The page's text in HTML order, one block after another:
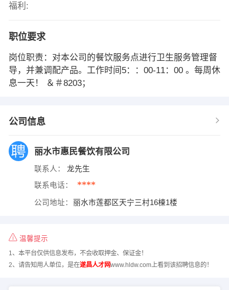
福利:
职位要求
岗位职责：对本公司的餐饮服务点进行卫生服务管理督
导，并兼调配产品。工作时间5：：00-11：00 。每周休
息一天！ ＆＃8203；
公司信息
丽水市惠民餐饮有限公司
联系人： 龙先生
联系电话： ****
公司地址： 丽水市莲都区天宁三村16棟1楼
温馨提示
1、本平台仅供信息发布，不会收取押金、保证金！
2、请告知用人单位，是在遂昌人才网www.hldw.com上看到该招聘信息的！